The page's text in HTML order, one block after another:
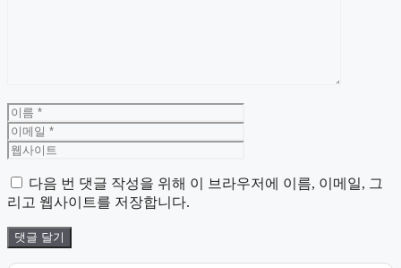
이
름
트
다음 번 댓글 작성을 위해 이 브라우저에 이름, 이메일, 그
리고 웹사이트를 저장합니다.